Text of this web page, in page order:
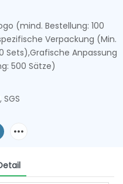
(mind. Bestellung: 100
Verpackung (Min.
Sets),Grafische Anpassung
500 Sätze)
SGS